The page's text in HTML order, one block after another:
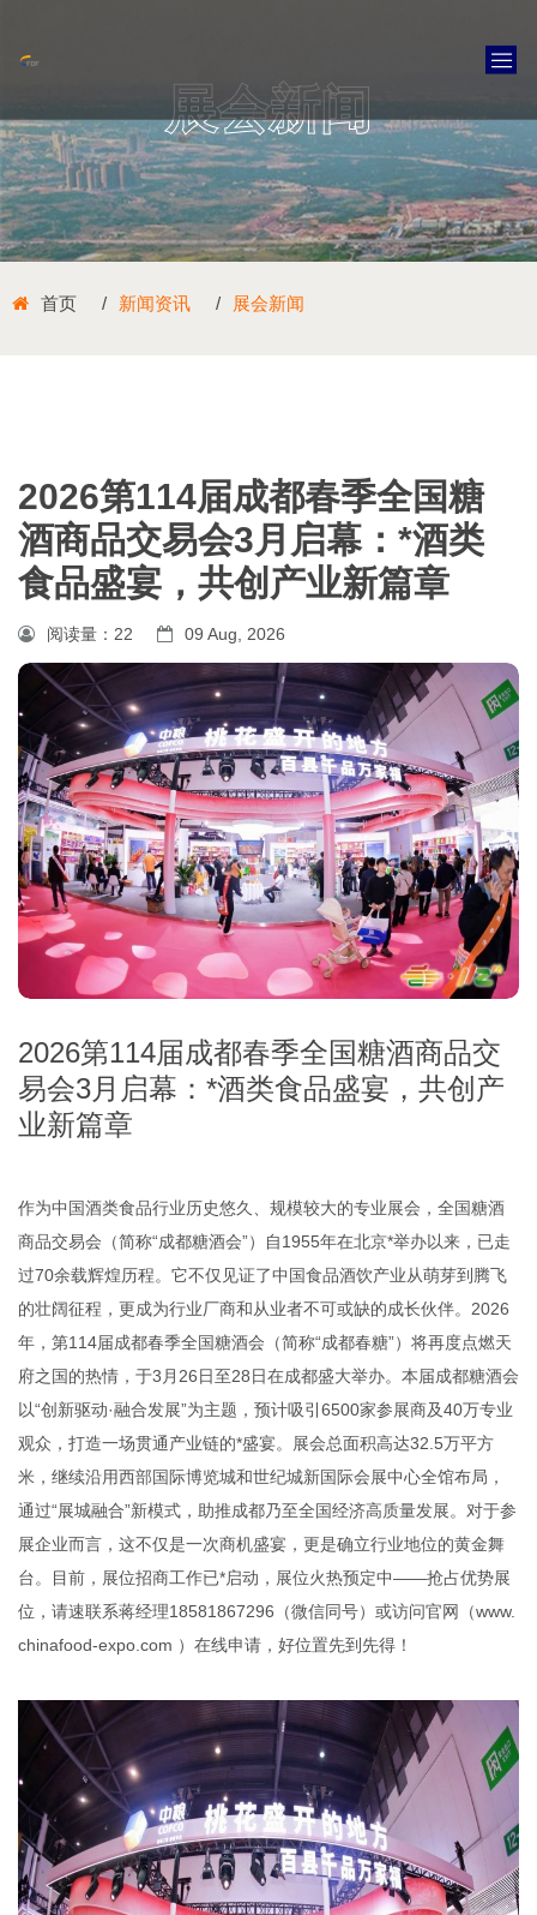
展会新闻
首页 新闻资讯 展会新闻
2026第114届成都春季全国糖
酒商品交易会3月启幕：*酒类
食品盛宴，共创产业新篇章
阅读量： 22 09 Aug, 2026
2026第114届成都春季全国糖酒商品交
易会3月启幕：*酒类食品盛宴，共创产
业新篇章
作为中国酒类食品行业历史悠久、规模较大的专业展会，全国糖酒
商品交易会（简称“成都糖酒会”）自1955年在北京*举办以来，已走
过70余载辉煌历程。它不仅见证了中国食品酒饮产业从萌芽到腾飞
的壮阔征程，更成为行业厂商和从业者不可或缺的成长伙伴。2026
年，第114届成都春季全国糖酒会（简称“成都春糖”）将再度点燃天
府之国的热情，于3月26日至28日在成都盛大举办。本届成都糖酒会
以“创新驱动·融合发展”为主题，预计吸引6500家参展商及40万专业
观众，打造一场贯通产业链的*盛宴。展会总面积高达32.5万平方
米，继续沿用西部国际博览城和世纪城新国际会展中心全馆布局，
通过“展城融合”新模式，助推成都乃至全国经济高质量发展。对于参
展企业而言，这不仅是一次商机盛宴，更是确立行业地位的黄金舞
台。目前，展位招商工作已*启动，展位火热预定中——抢占优势展
位，请速联系蒋经理18581867296（微信同号）或访问官网（www.
chinafood-expo.com ）在线申请，好位置先到先得！